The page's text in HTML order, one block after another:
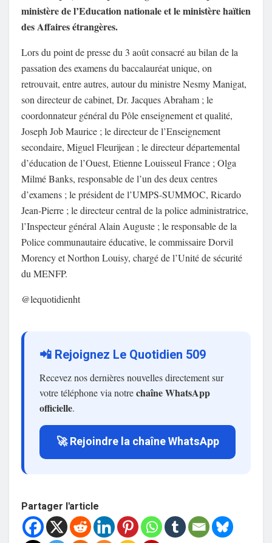
ministère de l’Education nationale et le ministère haïtien
des Affaires étrangères.
Lors du point de presse du 3 août consacré au bilan de la
passation des examens du baccalauréat unique, on
retrouvait, entre autres, autour du ministre Nesmy Manigat,
son directeur de cabinet, Dr. Jacques Abraham ; le
coordonnateur général du Pôle enseignement et qualité,
Joseph Job Maurice ; le directeur de l’Enseignement
secondaire, Miguel Fleurijean ; le directeur départemental
d’éducation de l’Ouest, Etienne Louisseul France ; Olga
Milmé Banks, responsable de l’un des deux centres
d’examens ; le président de l’UMPS-SUMMOC, Ricardo
Jean-Pierre ; le directeur central de la police administratrice,
l’Inspecteur général Alain Auguste ; le responsable de la
Police communautaire éducative, le commissaire Dorvil
Morency et Northon Louisy, chargé de l’Unité de sécurité
du MENFP.
@lequotidienht
📲 Rejoignez Le Quotidien 509
Recevez nos dernières nouvelles directement sur
votre téléphone via notrechaîne WhatsApp
officielle.
🚀 Rejoindre la chaîne WhatsApp
Partager l'article